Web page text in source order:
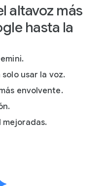
altavoz más
hasta la
usar la voz.
envolvente.